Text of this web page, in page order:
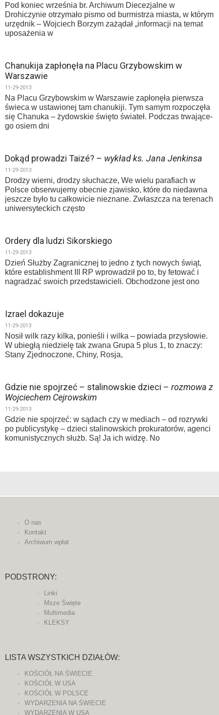
Pod koniec września br. Archiwum Diecezjalne w
Drohiczynie otrzymało pismo od burmistrza miasta, w którym
urzędnik – Wojciech Borzym zażądał „informacji na temat
uposażenia w
Chanukija zapłonęła na Placu Grzybowskim w
Warszawie
11-29-2013
Na Placu Grzy­bow­skim w War­sza­wie za­pło­nę­ła pierw­sza
świe­ca w usta­wio­nej tam cha­nu­ki­ji. Tym samym roz­po­czę­ła
się Cha­nu­ka – ży­dow­skie świę­to świa­teł. Pod­czas trwa­ją­ce­
go osiem dni
Dokąd prowadzi Taizé? – wykład ks. Jana Jenkinsa
11-29-2013
Drodzy wierni, drodzy słuchacze, We wielu parafiach w
Polsce obserwujemy obecnie zjawisko, które do niedawna
jeszcze było tu całkowicie nieznane. Zwłaszcza na terenach
uniwersyteckich często
Ordery dla ludzi Sikorskiego
11-29-2013
Dzień Służby Zagranicznej to jedno z tych nowych świąt,
które establishment III RP wprowadził po to, by fetować i
nagradzać swoich przedstawicieli. Obchodzone jest ono
Izrael dokazuje
11-29-2013
Nosił wilk razy kilka, ponieśli i wilka – powiada przysłowie.
W ubiegłą niedzielę tak zwana Grupa 5 plus 1, to znaczy:
Stany Zjednoczone, Chiny, Rosja,
Gdzie nie spojrzeć – stalinowskie dzieci – rozmowa z
Wojciechem Cejrowskim
11-29-2013
Gdzie nie spojrzeć: w sądach czy w mediach – od rozrywki
po publicystykę – dzieci stalinowskich prokuratorów, agenci
komunistycznych służb. Są! Ja ich widzę. No
O nas
Kontakt
Archiwum wpłat
PODSTRONY:
Linki
Msze Święte
Multimedia
KLEKSY
LISTA WSZYSTKICH DZIAŁÓW:
KOŚCIÓŁ NA ŚWIECIE
KOŚCIÓŁ W USA
KOŚCIÓŁ W POLSCE
WYDARZENIA NA ŚWIECIE
WYDARZENIA W USA